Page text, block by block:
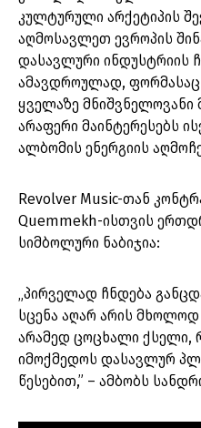
კულტურული არქეტიპის
აღმოსავლეთ ევროპის
დასავლური ინდუსტრიის
ამავდროულად, ფორმასაც
ყველაზე მნიშვნელოვანი
არაფერი მაინტერესებს
ალბომის ენერგიის
Revolver Music-თან
Quemmekh-ისთვის
სიმბოლური ნაბიჯია:
„პირველად ჩნდება
სცენა აღარ არის
არამედ ცოცხალი ქსელი,
იმოქმედოს დასავლურ
წესებით,” – ამბობს